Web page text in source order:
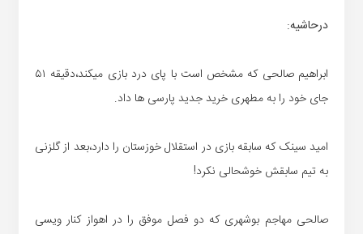
درحاشیه:
ابراهیم صالحی که مشخص است با پای درد بازی میکند،دقیقه ۵۱
جای خود را به مطهری خرید جدید پارسی ها داد.
امید سینک که سابقه بازی در استقلال خوزستان را دارد،بعد از گلزنی
به تیم سابقش خوشحالی نکرد!
صالحی مهاجم بوشهری که دو فصل موفق را در اهواز کنار ویسی